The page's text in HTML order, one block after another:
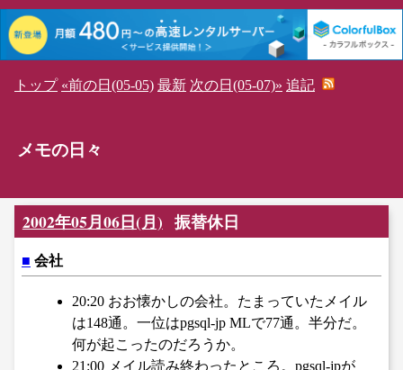
トップ «前の日(05-05) 最新 次の日(05-07)» 追記
メモの日々
2002年05月06日(月) 振替休日
■ 会社
20:20 おお懐かしの会社。たまっていたメイル
は148通。一位はpgsql-jp MLで77通。半分だ。
何が起こったのだろうか。
21:00 メイル読み終わったところ。pgsql-jpが